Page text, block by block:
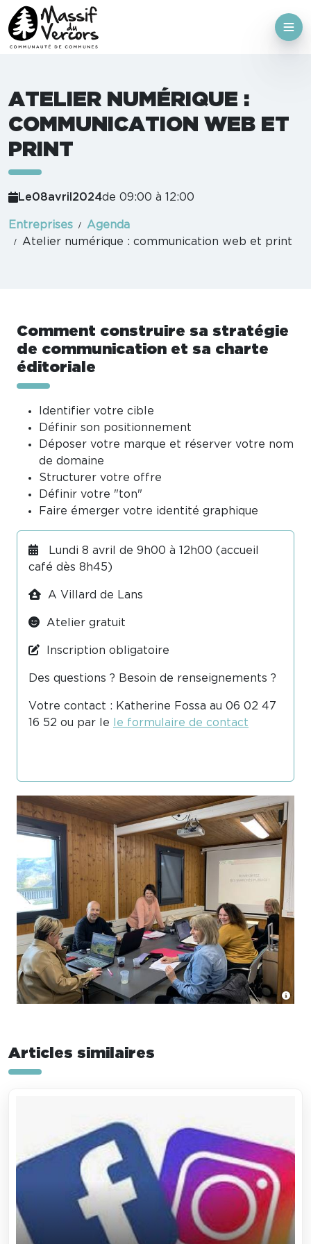
ATELIER NUMÉRIQUE :
COMMUNICATION WEB ET
PRINT
Le08avril 2024de 09:00 à 12:00
Entreprises
Agenda
Atelier numérique : communication web et print
Comment construire sa stratégie
de communication et sa charte
éditoriale
Identifier votre cible
Définir son positionnement
Déposer votre marque et réserver votre nom
de domaine
Structurer votre offre
Définir votre "ton"
Faire émerger votre identité graphique
Lundi 8 avril de 9h00 à 12h00 (accueil
café dès 8h45)
A Villard de Lans
Atelier gratuit
Inscription obligatoire
Des questions ? Besoin de renseignements ?
Votre contact : Katherine Fossa au 06 02 47
16 52 ou par le
le formulaire de contact
Articles similaires